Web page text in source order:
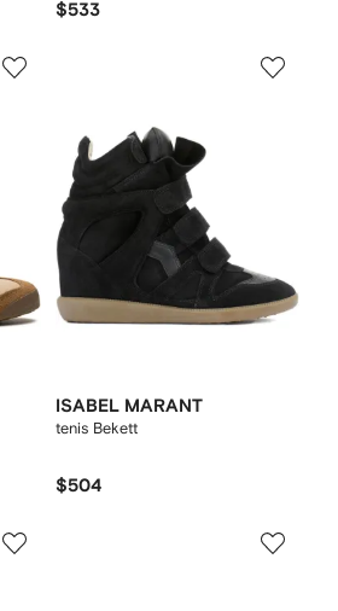
$533
ISABEL MARANT
tenis Bekett
$504